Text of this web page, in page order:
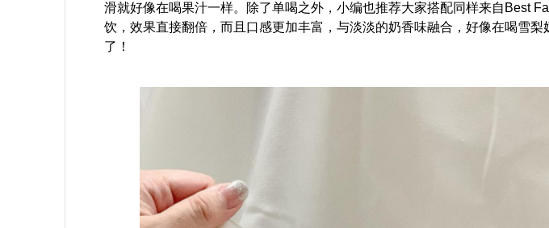
滑就好像在喝果汁一样。除了单喝之外，小编也推荐大家搭配同样来自Best
饮，效果直接翻倍，而且口感更加丰富，与淡淡的奶香味融合，好像在喝雪梨
了！